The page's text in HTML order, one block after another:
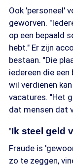
Ook 'personeel'
geworven.
op een bepaald
hebt." Er zijn
bestaan. "Die
iedereen die een
wil verdienen
vacatures. "Het
dat mensen dat
'Ik steel geld
Fraude is
zo te zeggen,